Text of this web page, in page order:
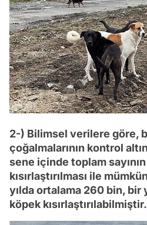
2-) Bilimsel verilere göre,
çoğalmalarının kontrol
sene içinde toplam
kısırlaştırılması ile
yılda ortalama 260 bin, bir
köpek kısırlaştırılabilmiştir.